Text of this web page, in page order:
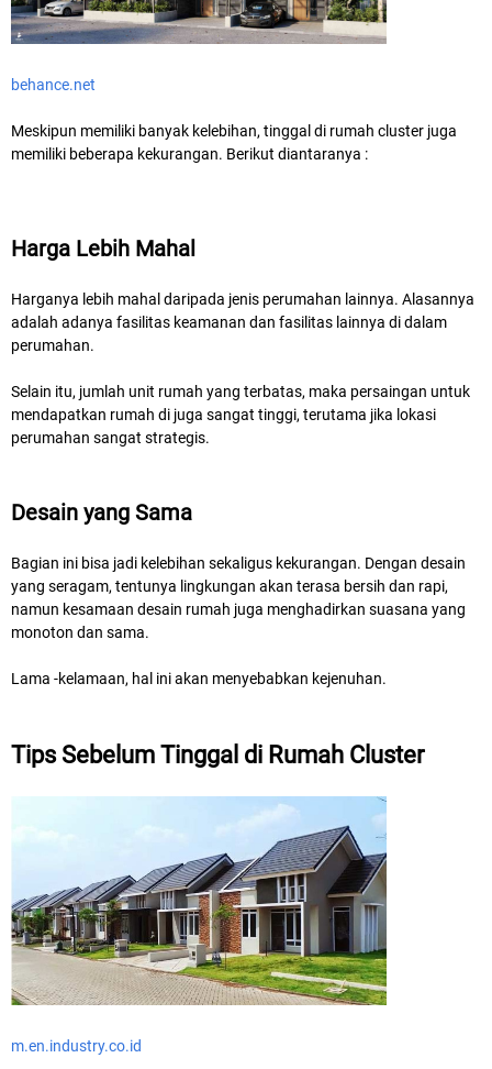
behance.net
Meskipun memiliki banyak kelebihan, tinggal di rumah cluster juga
memiliki beberapa kekurangan. Berikut diantaranya :
Harga Lebih Mahal
Harganya lebih mahal daripada jenis perumahan lainnya. Alasannya
adalah adanya fasilitas keamanan dan fasilitas lainnya di dalam
perumahan.
Selain itu, jumlah unit rumah yang terbatas, maka persaingan untuk
mendapatkan rumah di juga sangat tinggi, terutama jika lokasi
perumahan sangat strategis.
Desain yang Sama
Bagian ini bisa jadi kelebihan sekaligus kekurangan. Dengan desain
yang seragam, tentunya lingkungan akan terasa bersih dan rapi,
namun kesamaan desain rumah juga menghadirkan suasana yang
monoton dan sama.
Lama -kelamaan, hal ini akan menyebabkan kejenuhan.
Tips Sebelum Tinggal di Rumah Cluster
m.en.industry.co.id